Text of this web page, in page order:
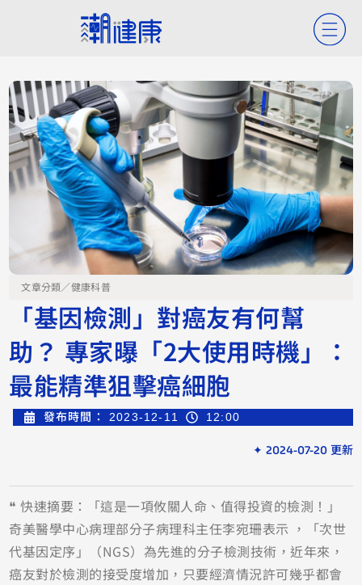
文章分類／健康科普
「基因檢測」對癌友有何幫
助？ 專家曝「2大使用時機」：
最能精準狙擊癌細胞
發布時間： 2023-12-11 12:00
✦ 2024-07-20 更新
❝ 快速摘要：「這是一項攸關人命、值得投資的檢測！」
奇美醫學中心病理部分子病理科主任李宛珊表示 ，「次世
代基因定序」（NGS）為先進的分子檢測技術，近年來，
癌友對於檢測的接受度增加，只要經濟情況許可幾乎都會